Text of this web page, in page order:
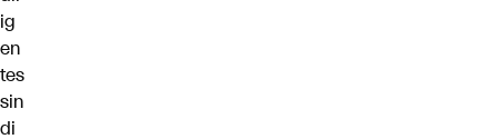
ig
en
tes
sin
di